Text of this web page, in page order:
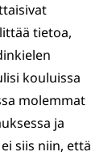
tietoa,
kouluissa
molemmat
ja
siis niin, että